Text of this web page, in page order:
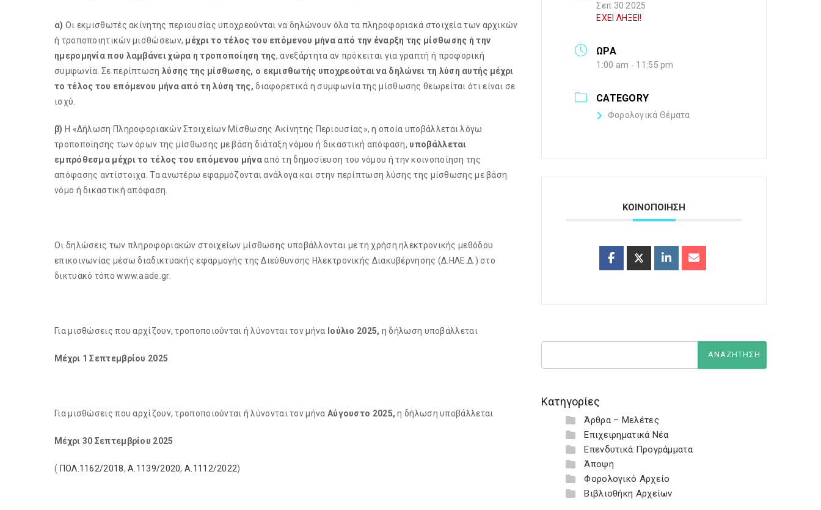
α) Οι εκμισθωτές ακίνητης περιουσίας υποχρεούνται να δηλώνουν όλα τα πληροφοριακά στοιχεία των αρχικών
ή τροποποιητικών μισθώσεων, μέχρι το τέλος του επόμενου μήνα από την έναρξη της μίσθωσης ή την
ημερομηνία που λαμβάνει χώρα η τροποποίηση της, ανεξάρτητα αν πρόκειται για γραπτή ή προφορική
συμφωνία. Σε περίπτωση λύσης της μίσθωσης, ο εκμισθωτής υποχρεούται να δηλώνει τη λύση αυτής μέχρι
το τέλος του επόμενου μήνα από τη λύση της, διαφορετικά η συμφωνία της μίσθωσης θεωρείται ότι είναι σε
ισχύ.
β) Η «Δήλωση Πληροφοριακών Στοιχείων Μίσθωσης Ακίνητης Περιουσίας», η οποία υποβάλλεται λόγω
τροποποίησης των όρων της μίσθωσης με βάση διάταξη νόμου ή δικαστική απόφαση, υποβάλλεται
εμπρόθεσμα μέχρι το τέλος του επόμενου μήνααπό τη δημοσίευση του νόμου ή την κοινοποίηση της
απόφασης αντίστοιχα. Τα ανωτέρω εφαρμόζονται ανάλογα και στην περίπτωση λύσης της μίσθωσης με βάση
νόμο ή δικαστική απόφαση.
Οι δηλώσεις των πληροφοριακών στοιχείων μίσθωσης υποβάλλονται με τη χρήση ηλεκτρονικής μεθόδου
επικοινωνίας μέσω διαδικτυακής εφαρμογής της Διεύθυνσης Ηλεκτρονικής Διακυβέρνησης (Δ.ΗΛΕ.Δ.) στο
δικτυακό τόπο www.aade.gr.
Για μισθώσεις που αρχίζουν, τροποποιούνται ή λύνονται τον μήνα Ιούλιο 2025, η δήλωση υποβάλλεται
Μέχρι 1 Σεπτεμβρίου 2025
Για μισθώσεις που αρχίζουν, τροποποιούνται ή λύνονται τον μήνα Αύγουστο 2025, η δήλωση υποβάλλεται
Μέχρι 30 Σεπτεμβρίου 2025
( ΠΟΛ.1162/2018,Α.1139/2020,Α.1112/2022)
Σεπ 30 2025
ΕΧΕΙ ΛΗΞΕΙ!
ΩΡΑ
1:00 am - 11:55 pm
CATEGORY
Φορολογικά Θέματα
ΚΟΙΝΟΠΟΙΗΣΗ
Κατηγορίες
Άρθρα – Μελέτες
Επιχειρηματικά Νέα
Επενδυτικά Προγράμματα
Άποψη
Φορολογικό Αρχείο
Βιβλιοθήκη Αρχείων